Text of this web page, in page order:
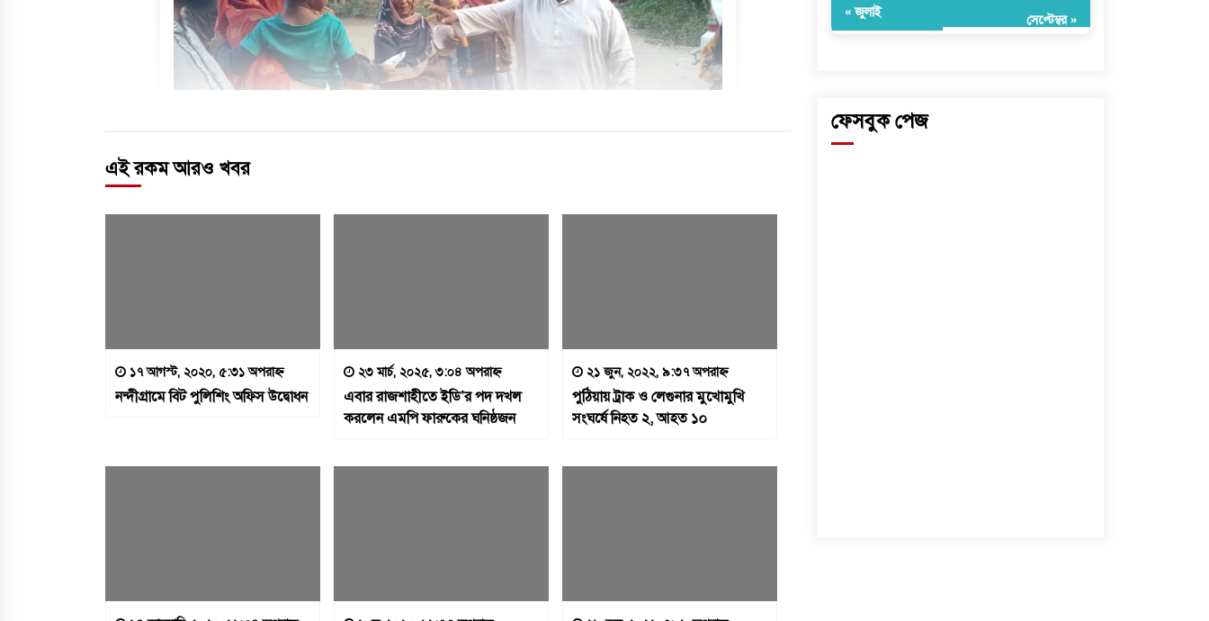
এই রকম আরও খবর
১৭ আগস্ট, ২০২০, ৫:৩১ অপরাহ্ন
নন্দীগ্রামে বিট পুলিশিং অফিস উদ্বোধন
২৩ মার্চ, ২০২৫, ৩:০৪ অপরাহ্ন
এবার রাজশাহীতে ইডি’র পদ দখল
করলেন এমপি ফারুকের ঘনিষ্ঠজন
২১ জুন, ২০২২, ৯:৩৭ অপরাহ্ন
পুঠিয়ায় ট্রাক ও লেগুনার মুখোমুখি
সংঘর্ষে নিহত ২, আহত ১০
« জুলাই
সেপ্টেম্বর »
ফেসবুক পেজ